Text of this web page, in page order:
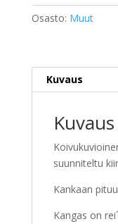
Osasto: Muut
Kuvaus
Kuvaus
suunniteltu
Kankaan
Kangas on